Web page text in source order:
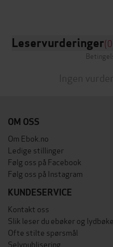
Leservurderinger
Ingen
OM OSS
Om Ebok.no
Ledige stillinger
Følg oss på Facebook
Følg oss på Instagram
KUNDESERVICE
Kontakt oss
Slik leser du ebøker og
Ofte stilte spørsmål
Selvpublisering